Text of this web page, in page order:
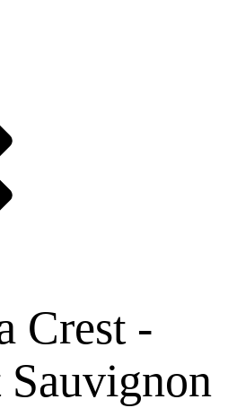
Crest -
Sauvignon